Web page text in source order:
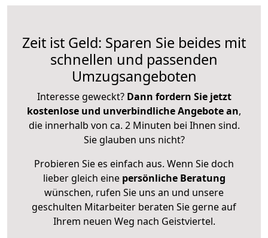
Zeit ist Geld: Sparen Sie beides mit
schnellen und passenden
Umzugsangeboten
Interesse geweckt? Dann fordern Sie jetzt
kostenlose und unverbindliche Angebote an,
die innerhalb von ca. 2 Minuten bei Ihnen sind.
Sie glauben uns nicht?
Probieren Sie es einfach aus. Wenn Sie doch
lieber gleich eine persönliche Beratung
wünschen, rufen Sie uns an und unsere
geschulten Mitarbeiter beraten Sie gerne auf
Ihrem neuen Weg nach Geistviertel.